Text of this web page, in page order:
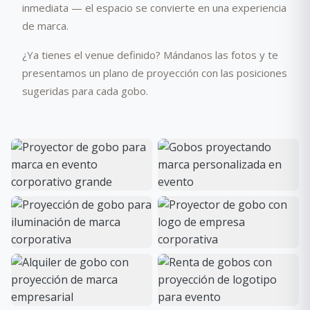
inmediata — el espacio se convierte en una experiencia
de marca.
¿Ya tienes el venue definido? Mándanos las fotos y te
presentamos un plano de proyección con las posiciones
sugeridas para cada gobo.